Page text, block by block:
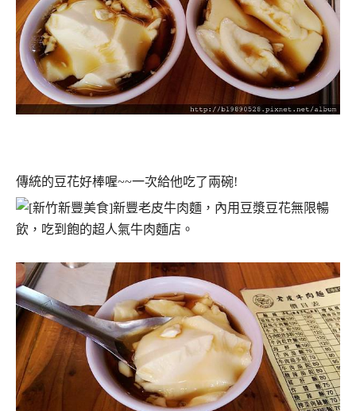
傳統的豆花好棒喔~~一次給他吃了兩碗!